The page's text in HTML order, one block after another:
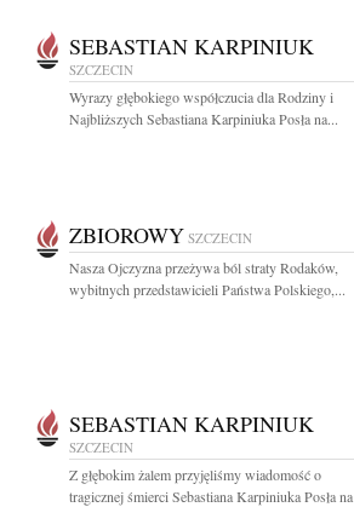
SEBASTIAN KARPINIUK
SZCZECIN
Wyrazy głębokiego współczucia dla Rodziny i
Najbliższych Sebastiana Karpiniuka Posła na...
ZBIOROWY SZCZECIN
Nasza Ojczyzna przeżywa ból straty Rodaków,
wybitnych przedstawicieli Państwa Polskiego,...
SEBASTIAN KARPINIUK
SZCZECIN
Z głębokim żalem przyjęliśmy wiadomość o
tragicznej śmierci Sebastiana Karpiniuka Posła na